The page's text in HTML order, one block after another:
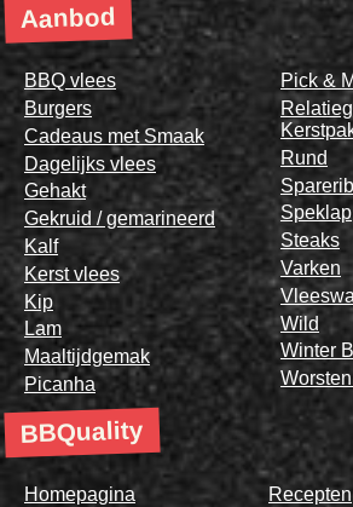
Aanbod
BBQ vlees
Burgers
Cadeaus met Smaak
Dagelijks vlees
Gehakt
Gekruid / gemarineerd
Kalf
Kerst vlees
Kip
Lam
Maaltijdgemak
Picanha
Pick &
Rund
Speklap
Steaks
Varken
Wild
Winter
BBQuality
Homepagina
Recepten